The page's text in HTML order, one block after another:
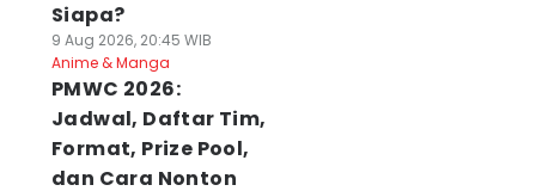
Siapa?
9 Aug 2026, 20:45 WIB
Anime & Manga
PMWC 2026:
Jadwal, Daftar Tim,
Format, Prize Pool,
dan Cara Nonton